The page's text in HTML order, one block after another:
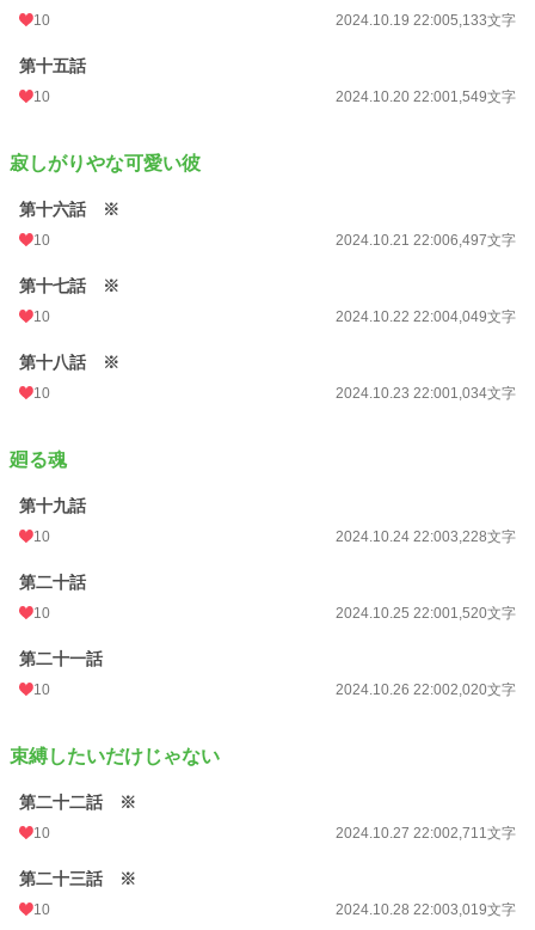
10 2024.10.19 22:005,133文字
第十五話
10 2024.10.20 22:001,549文字
寂しがりやな可愛い彼
第十六話 ※
10 2024.10.21 22:006,497文字
第十七話 ※
10 2024.10.22 22:004,049文字
第十八話 ※
10 2024.10.23 22:001,034文字
廻る魂
第十九話
10 2024.10.24 22:003,228文字
第二十話
10 2024.10.25 22:001,520文字
第二十一話
10 2024.10.26 22:002,020文字
束縛したいだけじゃない
第二十二話 ※
10 2024.10.27 22:002,711文字
第二十三話 ※
10 2024.10.28 22:003,019文字